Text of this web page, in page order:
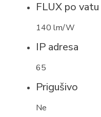
FLUX po vatu
140 lm/W
IP adresa
65
Prigušivo
Ne